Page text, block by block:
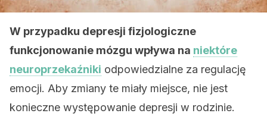
W przypadku depresji fizjologiczne
funkcjonowanie mózgu wpływa na niektóre
neuroprzekaźniki odpowiedzialne za regulację
emocji. Aby zmiany te miały miejsce, nie jest
konieczne występowanie depresji w rodzinie.